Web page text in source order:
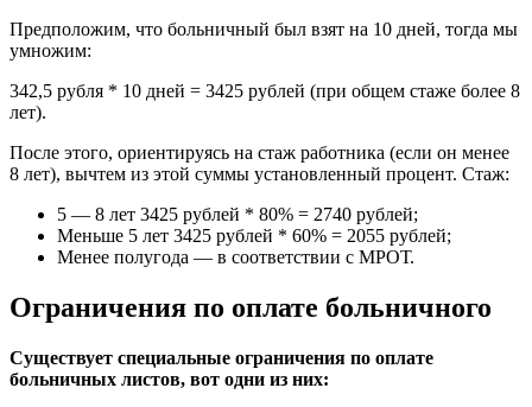
Предположим, что больничный был взят на 10 дней, тогда мы
умножим:
342,5 рубля * 10 дней = 3425 рублей (при общем стаже более 8
лет).
После этого, ориентируясь на стаж работника (если он менее
8 лет), вычтем из этой суммы установленный процент. Стаж:
5 — 8 лет 3425 рублей * 80% = 2740 рублей;
Меньше 5 лет 3425 рублей * 60% = 2055 рублей;
Менее полугода — в соответствии с МРОТ.
Ограничения по оплате больничного
Существует специальные ограничения по оплате
больничных листов, вот одни из них: